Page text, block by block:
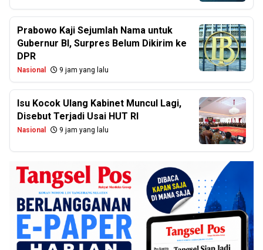
Prabowo Kaji Sejumlah Nama untuk
Gubernur BI, Surpres Belum Dikirim ke
DPR
Nasional 9 jam yang lalu
Isu Kocok Ulang Kabinet Muncul Lagi,
Disebut Terjadi Usai HUT RI
Nasional 9 jam yang lalu